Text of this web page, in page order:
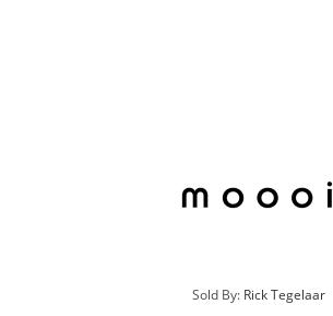
Sold By: Rick Tegelaar